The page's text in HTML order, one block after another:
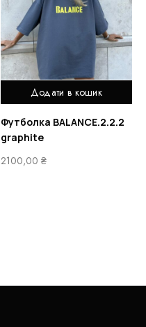
Додати в кошик
Футболка BALANCE.2.2.2
graphite
2100,00 ₴